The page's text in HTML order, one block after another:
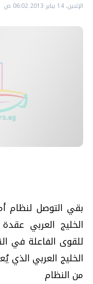
الإثنين، 14 يناير 2013 06:02 ص
بقي التوصل
الخليج العربي
للقوى الفاعلة في
الخليج العربي الذي
من النظام